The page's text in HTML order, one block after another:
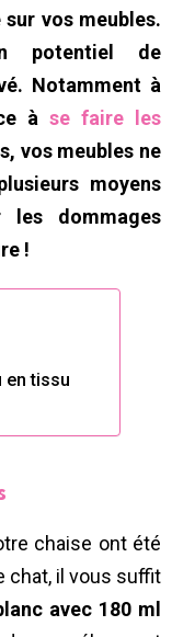
vos meubles.
potentiel de
Notamment à
à se faire les
vos meubles ne
moyens
dommages
!
en tissu
chaise ont été
chat, il vous suffit
avec 180 ml